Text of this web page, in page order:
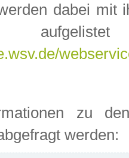
dabei mit
zu
werden: